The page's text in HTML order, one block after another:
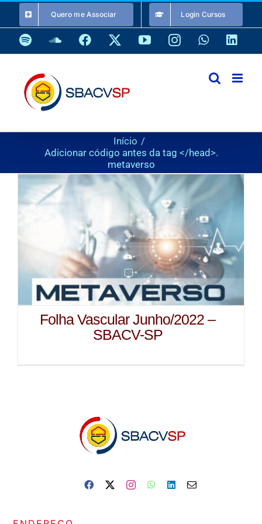
o
conteúdo
Quero me Associar Login Cursos
SpotifySoundCloud
Facebook YouTubeInstagramWhatsApp
Início
Adicionar código antes da tag </head>.
metaverso
Folha Vascular Junho/2022 –
SBACV-SP